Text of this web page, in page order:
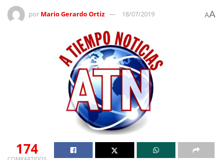
por Mario Gerardo Ortiz 18/07/2019 AA
174